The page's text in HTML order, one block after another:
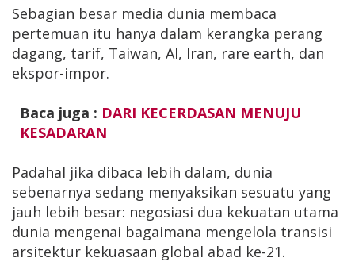
Sebagian besar media dunia membaca
pertemuan itu hanya dalam kerangka perang
dagang, tarif, Taiwan, AI, Iran, rare earth, dan
ekspor-impor.
Baca juga : DARI KECERDASAN MENUJU
KESADARAN
Padahal jika dibaca lebih dalam, dunia
sebenarnya sedang menyaksikan sesuatu yang
jauh lebih besar: negosiasi dua kekuatan utama
dunia mengenai bagaimana mengelola transisi
arsitektur kekuasaan global abad ke-21.